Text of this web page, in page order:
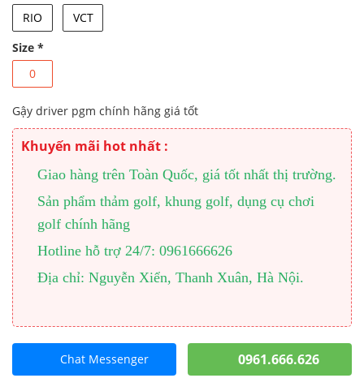
RIO
VCT
Size *
0
Gậy driver pgm chính hãng giá tốt
Khuyến mãi hot nhất :
Giao hàng trên Toàn Quốc, giá tốt nhất thị trường.
Sản phẩm thảm golf, khung golf, dụng cụ chơi
golf chính hãng
Hotline hỗ trợ 24/7: 0961666626
Địa chỉ: Nguyễn Xiển, Thanh Xuân, Hà Nội.
Chat Messenger 0961.666.626